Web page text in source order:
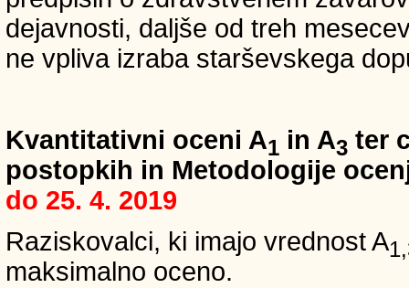
dejavnosti, daljše od treh
ne vpliva izraba starševskega
Kvantitativni oceni A1 in A3 ter
postopkih in Metodologije
do 25. 4. 2019
Raziskovalci, ki imajo vrednost A
maksimalno oceno.